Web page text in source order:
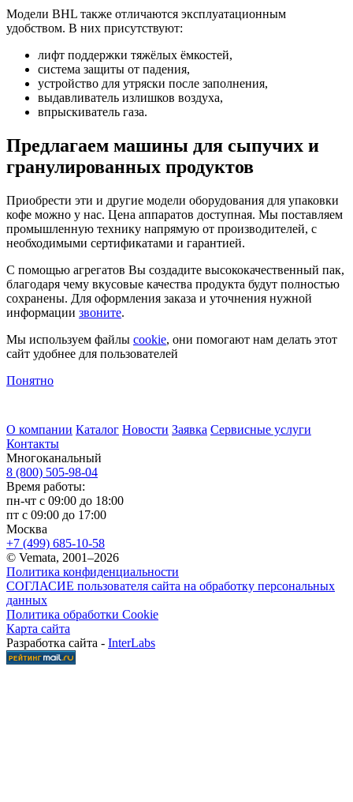
Модели BHL также отличаются эксплуатационным
удобством. В них присутствуют:
лифт поддержки тяжёлых ёмкостей,
система защиты от падения,
устройство для утряски после заполнения,
выдавливатель излишков воздуха,
впрыскиватель газа.
Предлагаем машины для сыпучих и
гранулированных продуктов
Приобрести эти и другие модели оборудования для упаковки
кофе можно у нас. Цена аппаратов доступная. Мы поставляем
промышленную технику напрямую от производителей, с
необходимыми сертификатами и гарантией.
С помощью агрегатов Вы создадите высококачественный пак,
благодаря чему вкусовые качества продукта будут полностью
сохранены. Для оформления заказа и уточнения нужной
информации звоните.
Мы используем файлы cookie, они помогают нам делать этот
сайт удобнее для пользователей
Понятно
О компании Каталог Новости Заявка Сервисные услуги
Контакты
Многоканальный
8 (800) 505-98-04
Время работы:
пн-чт с 09:00 до 18:00
пт с 09:00 до 17:00
Москва
+7 (499) 685-10-58
© Vemata, 2001–2026
Политика конфиденциальности
СОГЛАСИЕ пользователя сайта на обработку персональных
данных
Политика обработки Cookie
Карта сайта
Разработка сайта - InterLabs